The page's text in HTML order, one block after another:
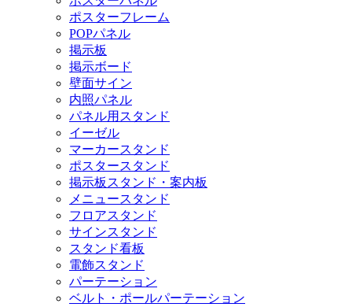
ポスターフレーム
POPパネル
掲示板
掲示ボード
壁面サイン
内照パネル
パネル用スタンド
イーゼル
マーカースタンド
ポスタースタンド
掲示板スタンド・案内板
メニュースタンド
フロアスタンド
サインスタンド
スタンド看板
電飾スタンド
パーテーション
ベルト・ポールパーテーション